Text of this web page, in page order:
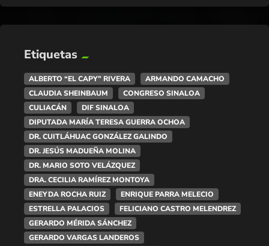
Etiquetas
ALBERTO “EL CAPY” RIVERA
ARMANDO CAMACHO
CLAUDIA SHEINBAUM
CONGRESO SINALOA
CULIACÁN
DIF SINALOA
DIPUTADA MARÍA TERESA GUERRA OCHOA
DR. CUITLÁHUAC GONZÁLEZ GALINDO
DR. JESÚS MADUEÑA MOLINA
DR. MARIO SOTO VELÁZQUEZ
DRA. CECILIA RAMÍREZ MONTOYA
ENEYDA ROCHA RUIZ
ENRIQUE PARRA MELECIO
ESTRELLA PALACIOS
FELICIANO CASTRO MELENDREZ
GERARDO MÉRIDA SÁNCHEZ
GERARDO VARGAS LANDEROS